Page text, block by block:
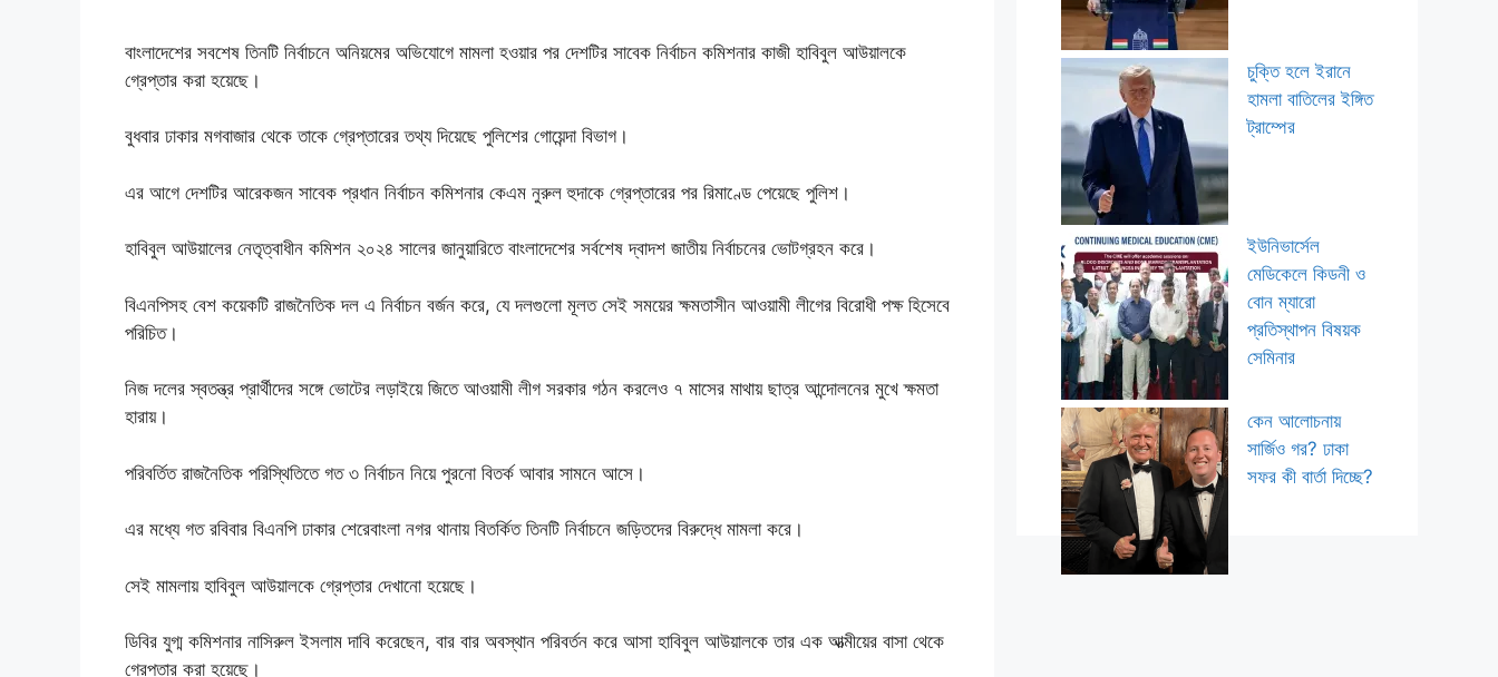
বাংলাদেশের সবশেষ তিনটি নির্বাচনে অনিয়মের অভিযোগে মামলা হওয়ার পর দেশটির সাবেক নির্বাচন কমিশনার কাজী হাবিবুল আউয়ালকে
গ্রেপ্তার করা হয়েছে।
বুধবার ঢাকার মগবাজার থেকে তাকে গ্রেপ্তারের তথ্য দিয়েছে পুলিশের গোয়েন্দা বিভাগ।
এর আগে দেশটির আরেকজন সাবেক প্রধান নির্বাচন কমিশনার কেএম নুরুল হুদাকে গ্রেপ্তারের পর রিমাণ্ডে পেয়েছে পুলিশ।
হাবিবুল আউয়ালের নেতৃত্বাধীন কমিশন ২০২৪ সালের জানুয়ারিতে বাংলাদেশের সর্বশেষ দ্বাদশ জাতীয় নির্বাচনের ভোটগ্রহন করে।
বিএনপিসহ বেশ কয়েকটি রাজনৈতিক দল এ নির্বাচন বর্জন করে, যে দলগুলো মূলত সেই সময়ের ক্ষমতাসীন আওয়ামী লীগের বিরোধী পক্ষ হিসেবে
পরিচিত।
নিজ দলের স্বতন্ত্র প্রার্থীদের সঙ্গে ভোটের লড়াইয়ে জিতে আওয়ামী লীগ সরকার গঠন করলেও ৭ মাসের মাথায় ছাত্র আন্দোলনের মুখে ক্ষমতা
হারায়।
পরিবর্তিত রাজনৈতিক পরিস্থিতিতে গত ৩ নির্বাচন নিয়ে পুরনো বিতর্ক আবার সামনে আসে।
এর মধ্যে গত রবিবার বিএনপি ঢাকার শেরেবাংলা নগর থানায় বিতর্কিত তিনটি নির্বাচনে জড়িতদের বিরুদ্ধে মামলা করে।
সেই মামলায় হাবিবুল আউয়ালকে গ্রেপ্তার দেখানো হয়েছে।
ডিবির যুগ্ম কমিশনার নাসিরুল ইসলাম দাবি করেছেন, বার বার অবস্থান পরিবর্তন করে আসা হাবিবুল আউয়ালকে তার এক আত্মীয়ের বাসা থেকে
গ্রেপ্তার করা হয়েছে।
চুক্তি হলে ইরানে
হামলা বাতিলের ইঙ্গিত
ট্রাম্পের
ইউনিভার্সেল
মেডিকেলে কিডনী ও
বোন ম্যারো
প্রতিস্থাপন বিষয়ক
সেমিনার
কেন আলোচনায়
সার্জিও গর? ঢাকা
সফর কী বার্তা দিচ্ছে?